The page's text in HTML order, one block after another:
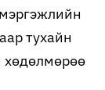
тухайн
хөдөлмөрөө